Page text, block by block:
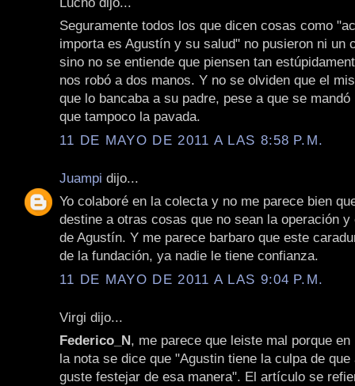
Seguramente todos los que dicen cosas como
importa es Agustín y su salud" no pusieron ni un
sino no se entiende que piensen tan
nos robó a dos manos. Y no se olviden que el
que lo bancaba a su padre, pese a que se
que tampoco la pavada.
11 DE MAYO DE 2011 A LAS 8:58 P.M.
Juampi dijo...
Yo colaboré en la colecta y no me parece bien
destine a otras cosas que no sean la operación y
de Agustín. Y me parece barbaro que este
de la fundación, ya nadie le tiene confianza.
11 DE MAYO DE 2011 A LAS 9:04 P.M.
Virgi dijo...
Federico_N, me parece que leiste mal porque en
la nota se dice que "Agustin tiene la culpa de que
guste festejar de esa manera". El artículo se